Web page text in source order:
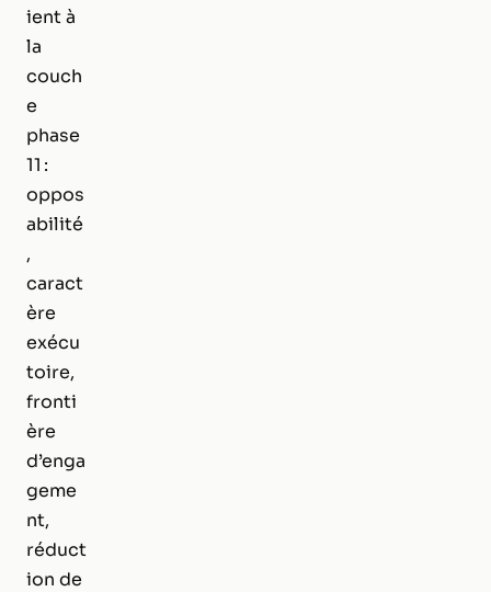
ient à
la
couch
e
phase
11 :
oppos
abilité
,
caract
ère
exécu
toire,
fronti
ère
d’enga
geme
nt,
réduct
ion de